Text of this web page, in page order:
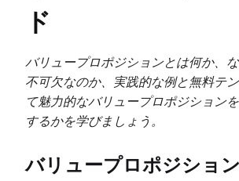
ド
バリュープロポジションとは何か、
不可欠なのか、実践的な例と無料テ
て魅力的なバリュープロポジション
するかを学びましょう。
バリュープロポジショ